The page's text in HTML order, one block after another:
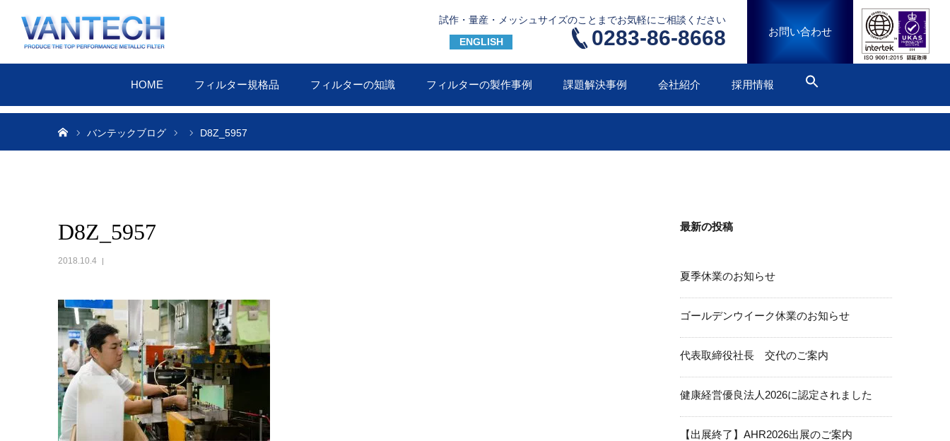
試作・量産・メッシュサイズのことまでお気軽にご相談ください
ENGLISH 0283-86-8668 お問い合わせ
HOME フィルター規格品 フィルターの知識 フィルターの製作事例 課題解決事例 会社紹介 採用情報
バンテックブログ D8Z_5957
D8Z_5957
2018.10.4
最新の投稿
夏季休業のお知らせ
ゴールデンウイーク休業のお知らせ
代表取締役社長 交代のご案内
健康経営優良法人2026に認定されました
【出展終了】AHR2026出展のご案内